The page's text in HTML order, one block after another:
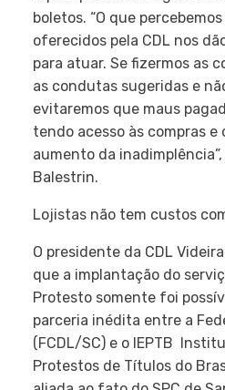
boletos. “O que
oferecidos pela CDL nos
para atuar. Se fizermos as
as condutas sugeridas e
evitaremos que maus
tendo acesso às compras
aumento da
Balestrin.
Lojistas não tem custos
O presidente da CDL
que a implantação do
Protesto somente foi
parceria inédita entre a
(FCDL/SC) e o IEPTB 
Protestos de Títulos do